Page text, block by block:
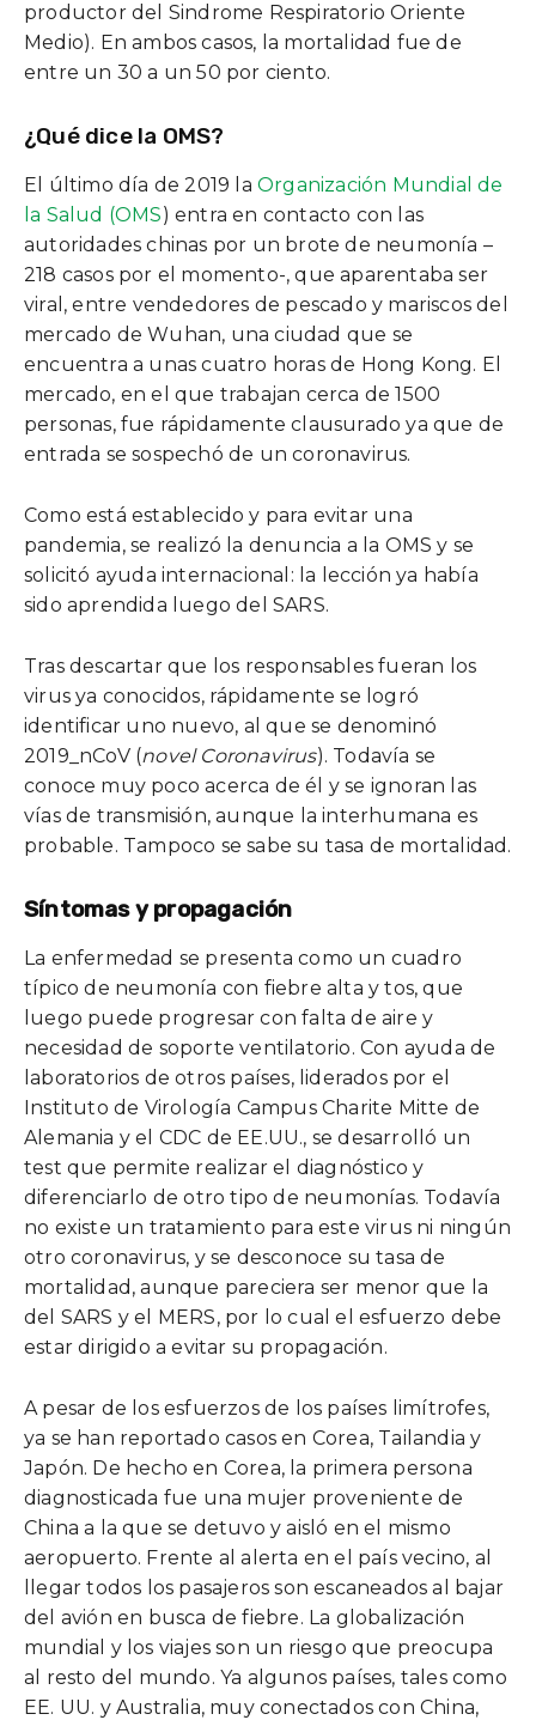
productor del Sindrome Respiratorio Oriente
Medio). En ambos casos, la mortalidad fue de
entre un 30 a un 50 por ciento.
¿Qué dice la OMS?
El último día de 2019 la Organización Mundial de
la Salud (OMS) entra en contacto con las
autoridades chinas por un brote de neumonía –
218 casos por el momento-, que aparentaba ser
viral, entre vendedores de pescado y mariscos del
mercado de Wuhan, una ciudad que se
encuentra a unas cuatro horas de Hong Kong. El
mercado, en el que trabajan cerca de 1500
personas, fue rápidamente clausurado ya que de
entrada se sospechó de un coronavirus.
Como está establecido y para evitar una
pandemia, se realizó la denuncia a la OMS y se
solicitó ayuda internacional: la lección ya había
sido aprendida luego del SARS.
Tras descartar que los responsables fueran los
virus ya conocidos, rápidamente se logró
identificar uno nuevo, al que se denominó
2019_nCoV (novel Coronavirus). Todavía se
conoce muy poco acerca de él y se ignoran las
vías de transmisión, aunque la interhumana es
probable. Tampoco se sabe su tasa de mortalidad.
Síntomas y propagación
La enfermedad se presenta como un cuadro
típico de neumonía con fiebre alta y tos, que
luego puede progresar con falta de aire y
necesidad de soporte ventilatorio. Con ayuda de
laboratorios de otros países, liderados por el
Instituto de Virología Campus Charite Mitte de
Alemania y el CDC de EE.UU., se desarrolló un
test que permite realizar el diagnóstico y
diferenciarlo de otro tipo de neumonías. Todavía
no existe un tratamiento para este virus ni ningún
otro coronavirus, y se desconoce su tasa de
mortalidad, aunque pareciera ser menor que la
del SARS y el MERS, por lo cual el esfuerzo debe
estar dirigido a evitar su propagación.
A pesar de los esfuerzos de los países limítrofes,
ya se han reportado casos en Corea, Tailandia y
Japón. De hecho en Corea, la primera persona
diagnosticada fue una mujer proveniente de
China a la que se detuvo y aisló en el mismo
aeropuerto. Frente al alerta en el país vecino, al
llegar todos los pasajeros son escaneados al bajar
del avión en busca de fiebre. La globalización
mundial y los viajes son un riesgo que preocupa
al resto del mundo. Ya algunos países, tales como
EE. UU. y Australia, muy conectados con China,